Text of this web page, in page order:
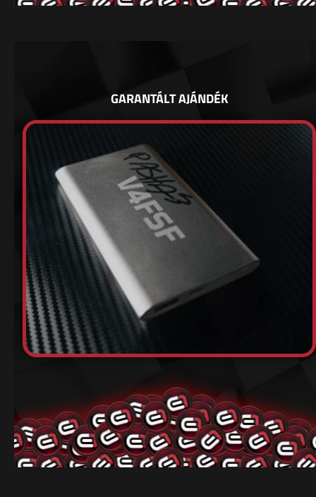
GARANTÁLT AJÁNDÉK